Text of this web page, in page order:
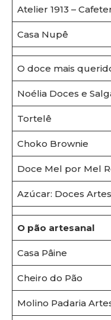
Atelier 1913 –
Casa Nupê
O doce mais
Noélia Doces e
Tortelê
Choko Brownie
Doce Mel por Mel
Azúcar: Doces
O pão artesanal
Casa Pâine
Cheiro do Pão
Molino Padaria